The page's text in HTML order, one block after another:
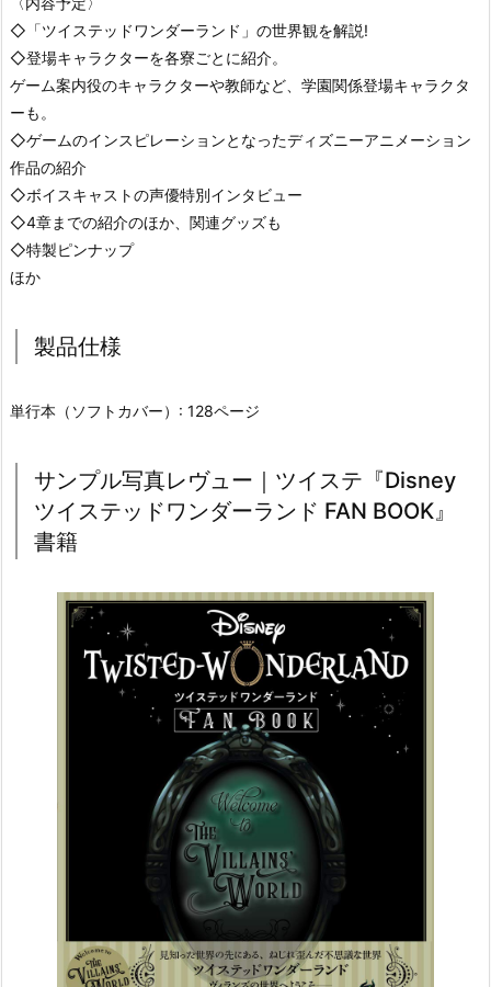
◇「ツイステッドワンダーランド」の世界観を解説!
◇登場キャラクターを各寮ごとに紹介。
ゲーム案内役のキャラクターや教師など、学園関係登場キャラクタ
ーも。
◇ゲームのインスピレーションとなったディズニーアニメーション
作品の紹介
◇ボイスキャストの声優特別インタビュー
◇4章までの紹介のほか、関連グッズも
◇特製ピンナップ
ほか
製品仕様
単行本（ソフトカバー）: 128ページ
サンプル写真レヴュー｜ツイステ『Disney
ツイステッドワンダーランド FAN BOOK』
書籍